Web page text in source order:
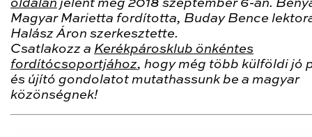
oldalán jelent meg 2018 szeptember 6-án.
Magyar Marietta fordította, Buday Bence
Halász Áron szerkesztette.
Csatlakozz a Kerékpárosklub önkéntes
fordítócsoportjához, hogy még több külföldi jó
és újító gondolatot mutathassunk be a magyar
közönségnek!